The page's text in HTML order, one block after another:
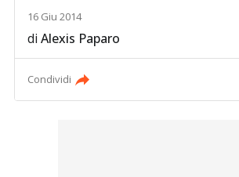
16 Giu 2014
diAlexis Paparo
Condividi